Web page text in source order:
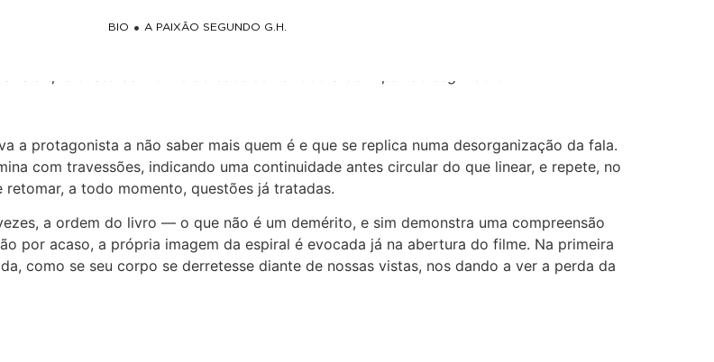
BIO A PAIXÃO SEGUNDO G.H.
Carvalho
a protagonista a não saber mais quem é e que se replica numa desorganização da fala.
com travessões, indicando uma continuidade antes circular do que linear, e repete, no
a todo momento, questões já tratadas.
a ordem do livro — o que não é um demérito, e sim demonstra uma compreensão
por acaso, a própria imagem da espiral é evocada já na abertura do filme. Na primeira
como se seu corpo se derretesse diante de nossas vistas, nos dando a ver a perda da